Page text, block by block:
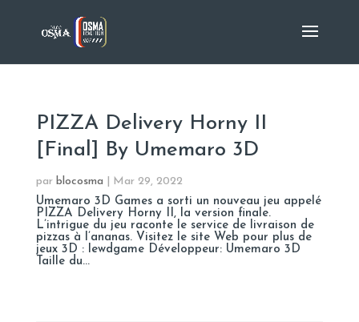
PIZZA Delivery Horny II
[Final] By Umemaro 3D
par blocosma
Mar 29, 2022
Umemaro 3D Games a sorti un nouveau jeu appelé
PIZZA Delivery Horny II, la version finale.
L’intrigue du jeu raconte le service de livraison de
pizzas à l’ananas. Visitez le site Web pour plus de
jeux 3D : lewdgame Développeur: Umemaro 3D
Taille du...